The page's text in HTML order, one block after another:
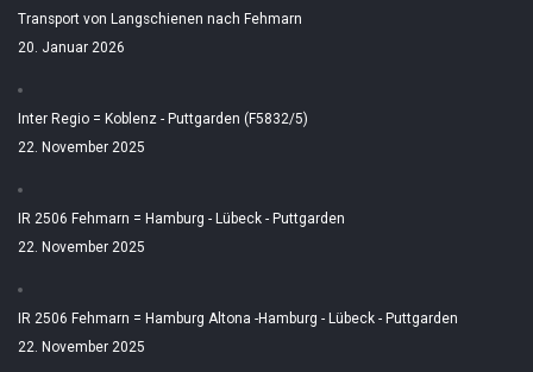
Transport von Langschienen nach Fehmarn
20. Januar 2026
Inter Regio = Koblenz - Puttgarden (F5832/5)
22. November 2025
IR 2506 Fehmarn = Hamburg - Lübeck - Puttgarden
22. November 2025
IR 2506 Fehmarn = Hamburg Altona -Hamburg - Lübeck - Puttgarden
22. November 2025